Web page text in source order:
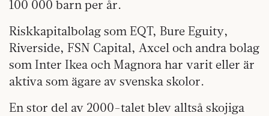
100 000 barn per år.
Riskkapitalbolag som EQT, Bure Eguity,
Riverside, FSN Capital, Axcel och andra bolag
som Inter Ikea och Magnora har varit eller är
aktiva som ägare av svenska skolor.
En stor del av 2000-talet blev alltså skojiga